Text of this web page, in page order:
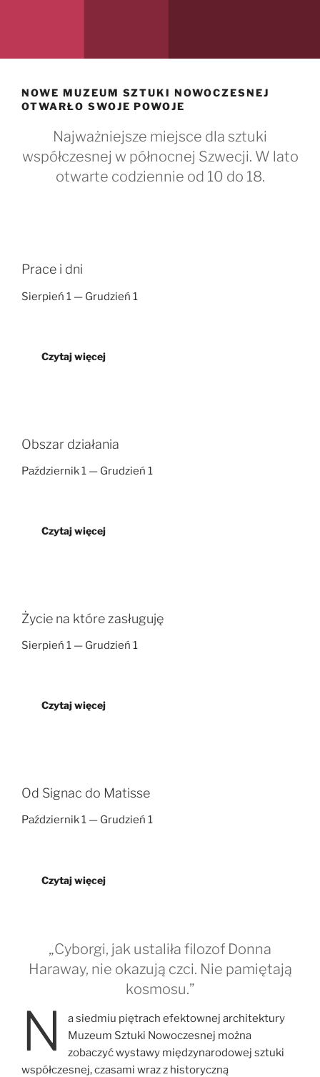
NOWE MUZEUM SZTUKI NOWOCZESNEJ
OTWARŁO SWOJE POWOJE
Najważniejsze miejsce dla sztuki
współczesnej w północnej Szwecji. W lato
otwarte codziennie od 10 do 18.
Prace i dni
Sierpień 1 — Grudzień 1
Czytaj więcej
Obszar działania
Październik 1 — Grudzień 1
Czytaj więcej
Życie na które zasługuję
Sierpień 1 — Grudzień 1
Czytaj więcej
Od Signac do Matisse
Październik 1 — Grudzień 1
Czytaj więcej
„Cyborgi, jak ustaliła filozof Donna
Haraway, nie okazują czci. Nie pamiętają
kosmosu.”
N
a siedmiu piętrach efektownej architektury
Muzeum Sztuki Nowoczesnej można
zobaczyć wystawy międzynarodowej sztuki
współczesnej, czasami wraz z historyczną